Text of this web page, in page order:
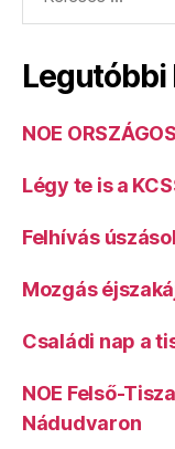
Legutóbbi
NOE
Légy te is a
Felhívás
Mozgás
Családi nap a
NOE Felső-
Nádudvaron